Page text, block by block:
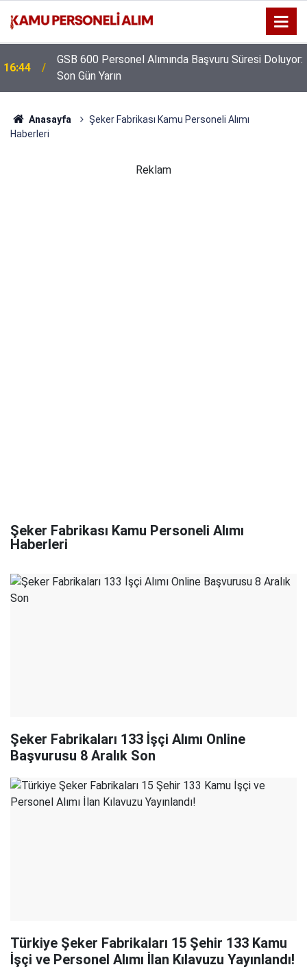
16:44
GSB 600 Personel Alımında Başvuru Süresi Doluyor:
Son Gün Yarın
Anasayfa
Şeker Fabrikası Kamu Personeli Alımı
Haberleri
Reklam
Şeker Fabrikası Kamu Personeli Alımı
Haberleri
Şeker Fabrikaları 133 İşçi Alımı Online
Başvurusu 8 Aralık Son
Türkiye Şeker Fabrikaları 15 Şehir 133 Kamu
İşçi ve Personel Alımı İlan Kılavuzu Yayınlandı!